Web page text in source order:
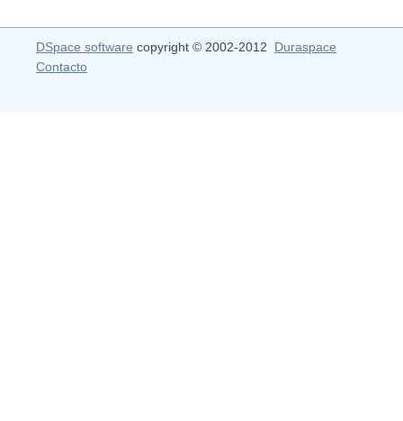
DSpace software copyright © 2002-2012 Duraspace
Contacto